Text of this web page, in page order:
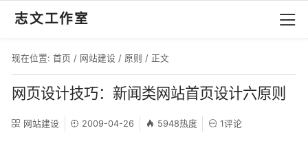
志文工作室
现在位置: 首页 / 网站建设 / 原则 / 正文
网页设计技巧：新闻类网站首页设计六原则
网站建设 2009-04-26 5948热度 1评论